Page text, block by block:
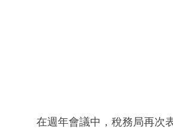
在週年會議中，稅務局再次